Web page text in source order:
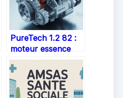
PureTech 1.2 82 :
moteur essence
polyvalent,
économie et
fiabilité au cœur de
votre choix